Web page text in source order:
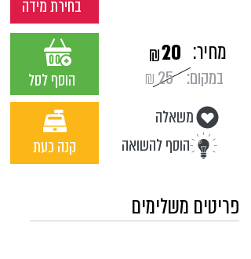
בחירת מידה
הוסף לסל ₪25 במקום:
₪20 מחיר:
קנה כעת הוסף להשואה
משאלה
פריטים משלימים